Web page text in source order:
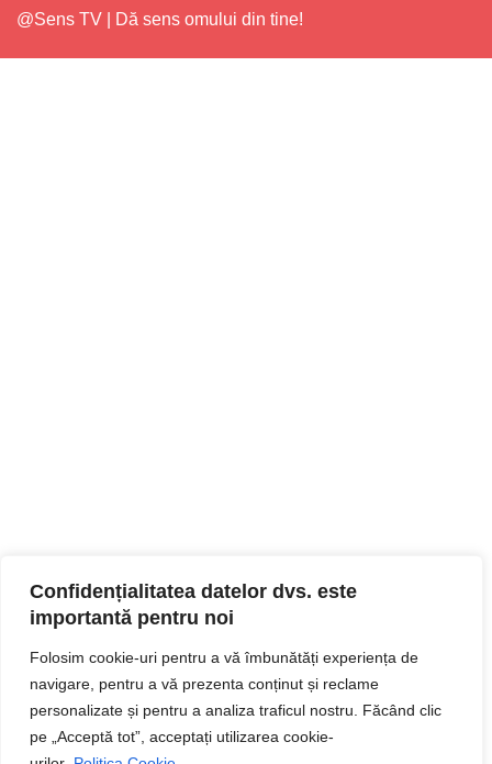
Confidențialitatea datelor dvs. este
importantă pentru noi
Folosim cookie-uri pentru a vă îmbunătăți experiența de
navigare, pentru a vă prezenta conținut și reclame
personalizate și pentru a analiza traficul nostru. Făcând clic
pe „Acceptă tot”, acceptați utilizarea cookie-
@Sens TV | Dă sens omului din tine!